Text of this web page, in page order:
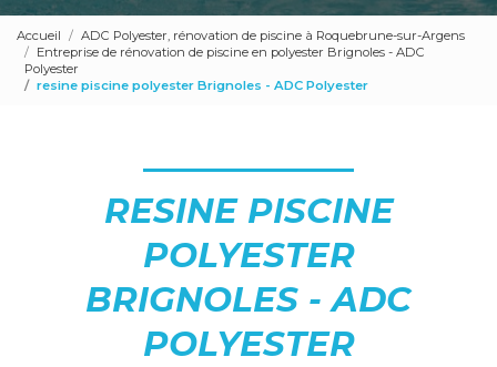
Accueil
ADC Polyester, rénovation de piscine à Roquebrune-sur-Argens
Entreprise de rénovation de piscine en polyester Brignoles - ADC
Polyester
resine piscine polyester Brignoles - ADC Polyester
RESINE PISCINE
POLYESTER
BRIGNOLES - ADC
POLYESTER